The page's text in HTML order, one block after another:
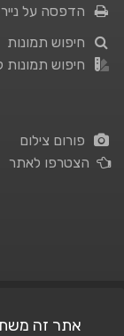
הדפסה על נייר
חיפוש תמונות
חיפוש תמונות
פורום צילום
הצטרפו לאתר